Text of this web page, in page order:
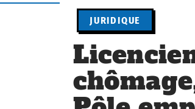
JURIDIQUE